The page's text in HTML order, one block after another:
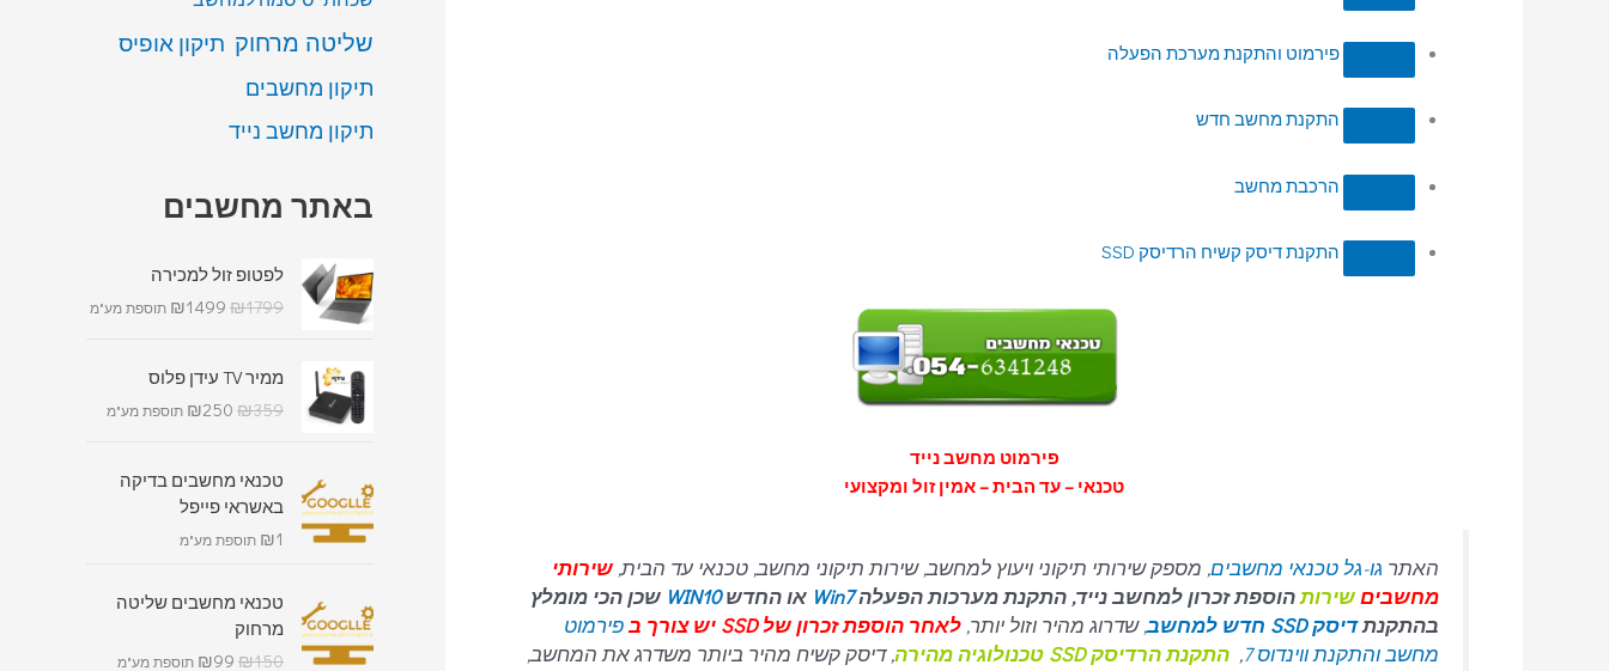
פירמוט והתקנת מערכת הפעלה
התקנת מחשב חדש
הרכבת מחשב
התקנת דיסק קשיח הרדיסק SSD
פירמוט מחשב נייד
טכנאי – עד הבית – אמין זול ומקצועי
האתר גו-גל טכנאי מחשבים, מספק שירותי תיקוני ויעוץ למחשב, שירות תיקוני מחשב, טכנאי עד הבית, שירותי
מחשביםשירותהוספת זכרון למחשב נייד, התקנת מערכות הפעלהWin7 או החדשWIN10 שכן הכי מומלץ
בהתקנתדיסק SSD חדש למחשב , שדרוג מהיר וזול יותר, לאחר הוספת זכרון של SSD יש צורך ב
פירמוט
מחשב והתקנת ווינדוס 7 , התקנת הרדיסק SSD טכנולוגיה מהירה
, דיסק קשיח מהיר ביותר משדרג את המחשב,
שליטה מרחוק תיקון אופיס
תיקון מחשבים
תיקון מחשב נייד
באתר מחשבים
לפטופ זול למכירה
₪1799
₪1499 תוספת מע"מ
ממיר TV עידן פלוס
₪359
₪250 תוספת מע"מ
טכנאי מחשבים בדיקה
באשראי פייפל
₪1 תוספת מע"מ
טכנאי מחשבים שליטה
מרחוק
₪150
₪99 תוספת מע"מ